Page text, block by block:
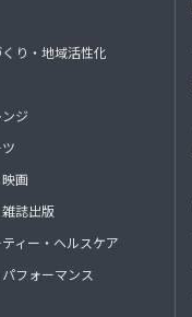
り・地域活性化
ジ
画
誌出版
ィー・ヘルスケア
フォーマンス